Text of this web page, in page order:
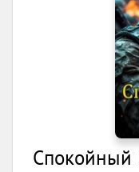
Спокойный